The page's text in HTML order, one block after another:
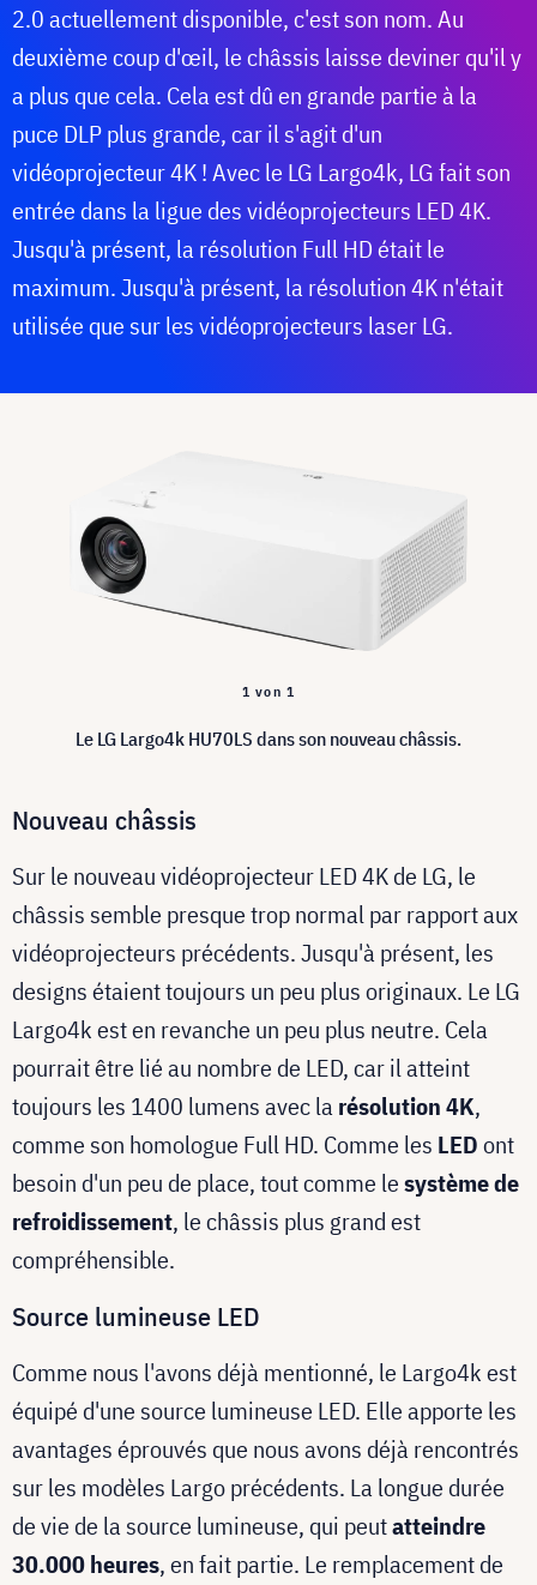
2.0 actuellement disponible, c'est son nom. Au
deuxième coup d'œil, le châssis laisse deviner qu'il y
a plus que cela. Cela est dû en grande partie à la
puce DLP plus grande, car il s'agit d'un
vidéoprojecteur 4K ! Avec le LG Largo4k, LG fait son
entrée dans la ligue des vidéoprojecteurs LED 4K.
Jusqu'à présent, la résolution Full HD était le
maximum. Jusqu'à présent, la résolution 4K n'était
utilisée que sur les vidéoprojecteurs laser LG.
1 von 1
Le LG Largo4k HU70LS dans son nouveau châssis.
Nouveau châssis
Sur le nouveau vidéoprojecteur LED 4K de LG, le
châssis semble presque trop normal par rapport aux
vidéoprojecteurs précédents. Jusqu'à présent, les
designs étaient toujours un peu plus originaux. Le LG
Largo4k est en revanche un peu plus neutre. Cela
pourrait être lié au nombre de LED, car il atteint
toujours les 1400 lumens avec larésolution 4K,
comme son homologue Full HD. Comme les LEDont
besoin d'un peu de place, tout comme lesystème de
refroidissement, le châssis plus grand est
compréhensible.
Source lumineuse LED
Comme nous l'avons déjà mentionné, le Largo4k est
équipé d'une source lumineuse LED. Elle apporte les
avantages éprouvés que nous avons déjà rencontrés
sur les modèles Largo précédents. La longue durée
de vie de la source lumineuse, qui peutatteindre
30.000 heures, en fait partie. Le remplacement de